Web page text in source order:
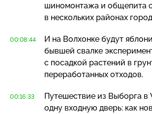
шиномонтажа и общепита
в нескольких районах
00:08:44
И на Волхонке будут
бывшей свалке
с посадкой растений в
переработанных отходов.
00:16:33
Путешествие из Выборга в
одну входную дверь: как